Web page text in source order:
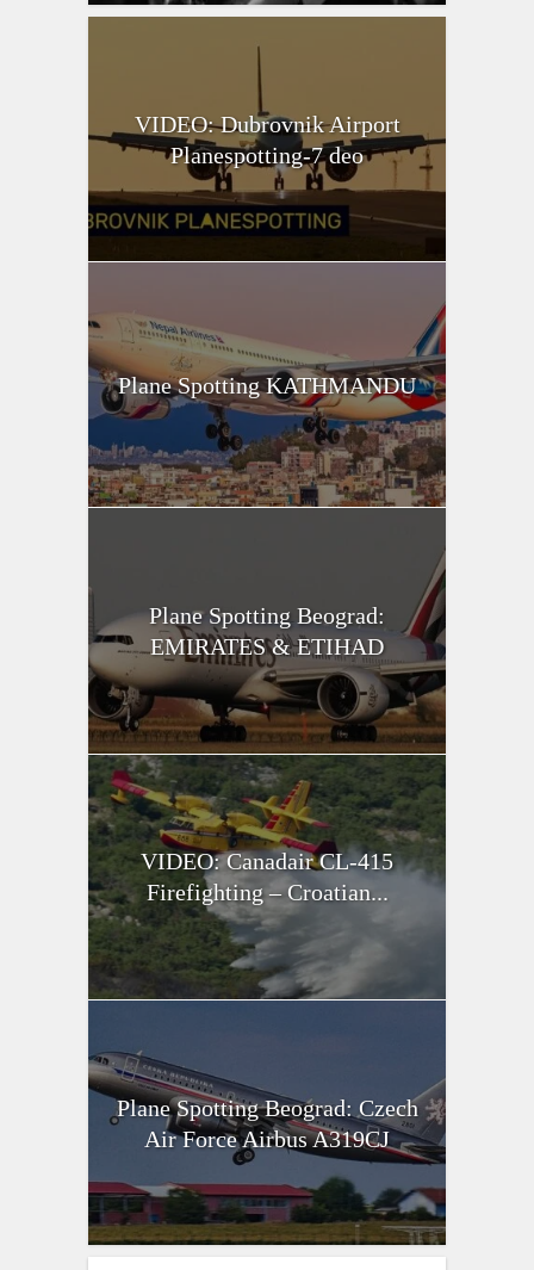
VIDEO: Dubrovnik Airport
Planespotting-7 deo
Plane Spotting KATHMANDU
Plane Spotting Beograd:
EMIRATES & ETIHAD
VIDEO: Canadair CL-415
Firefighting – Croatian...
Plane Spotting Beograd: Czech
Air Force Airbus A319CJ